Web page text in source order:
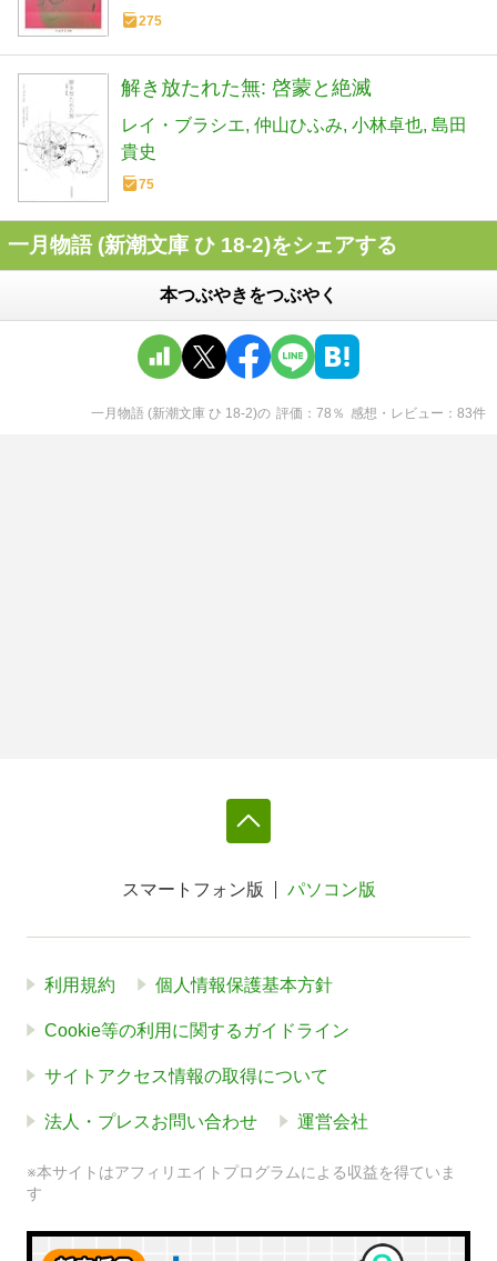
275
解き放たれた無: 啓蒙と絶滅
レイ・ブラシエ 仲山ひふみ 小林卓也 島田
貴史
75
一月物語 (新潮文庫 ひ 18-2)をシェアする
本つぶやきをつぶやく
一月物語 (新潮文庫 ひ 18-2)の 評価 78 ％ 感想・レビュー 83件
スマートフォン版 パソコン版
利用規約 個人情報保護基本方針
Cookie等の利用に関するガイドライン
サイトアクセス情報の取得について
法人・プレスお問い合わせ 運営会社
※本サイトはアフィリエイトプログラムによる収益を得ていま
す